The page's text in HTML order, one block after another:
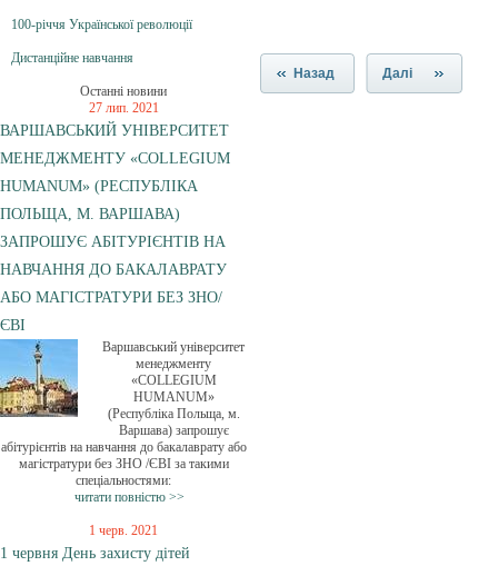
100-річчя Української революції
Дистанційне навчання
Останні новини
27 лип. 2021
ВАРШАВСЬКИЙ УНІВЕРСИТЕТ
МЕНЕДЖМЕНТУ «COLLEGIUM
HUMANUM» (РЕСПУБЛІКА
ПОЛЬЩА, М. ВАРШАВА)
ЗАПРОШУЄ АБІТУРІЄНТІВ НА
НАВЧАННЯ ДО БАКАЛАВРАТУ
АБО МАГІСТРАТУРИ БЕЗ ЗНО/
ЄВІ
Варшавський університет
менеджменту
«COLLEGIUM
HUMANUM»
(Республіка Польща, м.
Варшава) запрошує
абітурієнтів на навчання до бакалаврату або
магістратури без ЗНО /ЄВІ за такими
спеціальностями:
читати повністю >>
1 черв. 2021
1 червня День захисту дітей
Назад Далі